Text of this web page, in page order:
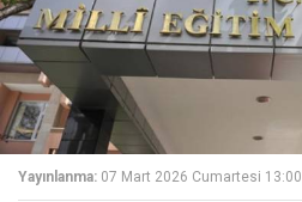
Yayınlanma: 07 Mart 2026 Cumartesi 13:00